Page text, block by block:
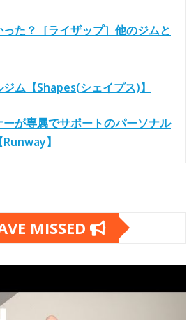
た？［ライザップ］他のジムと
ム【Shapes(シェイプス)】
が専属でサポートのパーソナル
】
MISSED